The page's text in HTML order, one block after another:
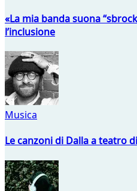
«La mia banda suona
l’inclusione
Musica
Le canzoni di Dalla a teatro